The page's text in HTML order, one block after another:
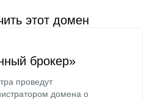
этот домен
брокер»
проведут
домена о